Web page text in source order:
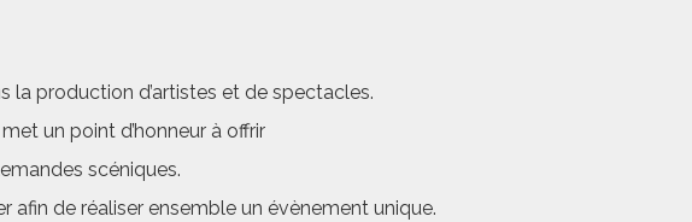
la production d’artistes et de spectacles.
un point d’honneur à offrir
scéniques.
de réaliser ensemble un évènement unique.